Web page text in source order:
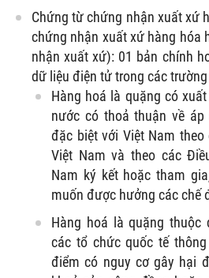
Chứng từ chứng nhận xuất xứ
chứng nhận xuất xứ hàng hóa
nhận xuất xứ): 01 bản chính
dữ liệu điện tử trong các
Hàng hoá là quặng có
nước có thoả thuận về
đặc biệt với Việt Nam
Việt Nam và theo các
Nam ký kết hoặc tham
muốn được hưởng các chế
Hàng hoá là quặng thuộc
các tổ chức quốc tế
điểm có nguy cơ gây hại